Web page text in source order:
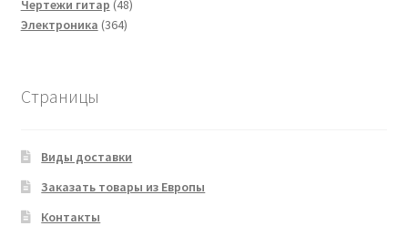
товаров
Чертежи гитар 4848
Электроника 364364
Страницы
Виды доставки
Заказать товары из Европы
Контакты